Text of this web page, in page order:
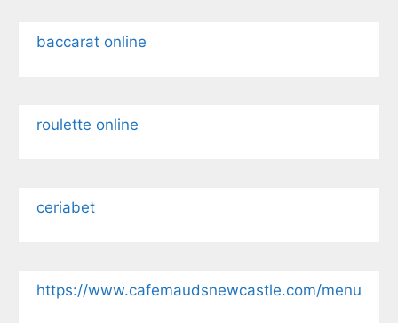
baccarat online
roulette online
ceriabet
https://www.cafemaudsnewcastle.com/menu